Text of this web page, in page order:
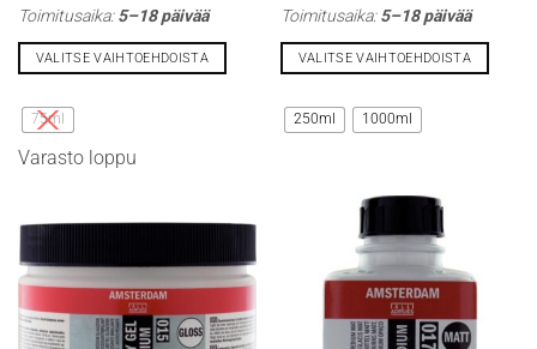
Toimitusaika:5–18 päivää
VALITSE VAIHTOEHDOISTA
tuotteella
on
useampi
tehdä
valinnat
tuotteen
sivulla.
75ml
Varasto loppu
-
Toimitusaika:5–18 päivää
VALITSE VAIHTOEHDOISTA
tuotteella
on
tuotteen
250ml 1000ml